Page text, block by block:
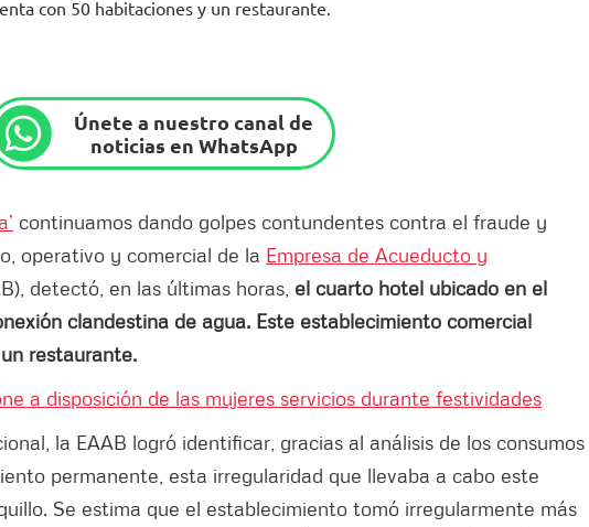
con 50 habitaciones y un restaurante.
Únete a nuestro canal de
noticias en WhatsApp
continuamos dando golpes contundentes contra el fraude y
operativo y comercial de la Empresa de Acueducto y
detectó, en las últimas horas, el cuarto hotel ubicado en el
clandestina de agua. Este establecimiento comercial
restaurante.
a disposición de las mujeres servicios durante festividades
la EAAB logró identificar, gracias al análisis de los consumos
permanente, esta irregularidad que llevaba a cabo este
Se estima que el establecimiento tomó irregularmente más